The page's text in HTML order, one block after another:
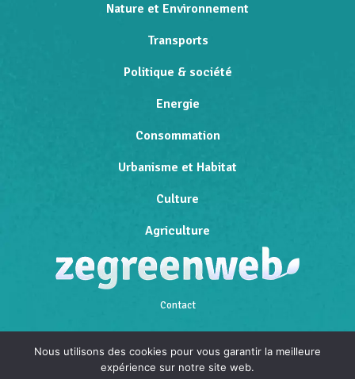
Nature et Environnement
Transports
Politique & société
Energie
Consommation
Urbanisme et Habitat
Culture
Agriculture
Contact
Mentions légales
Nous utilisons des cookies pour vous garantir la meilleure
expérience sur notre site web.